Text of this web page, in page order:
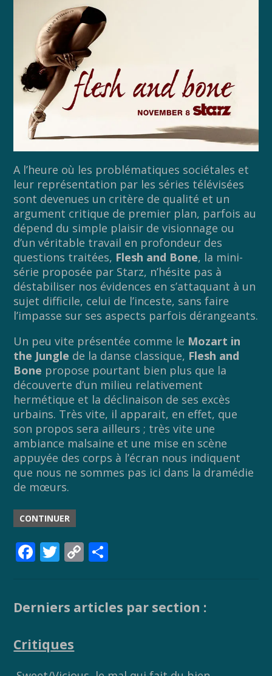
A l’heure où les problématiques sociétales et
leur représentation par les séries télévisées
sont devenues un critère de qualité et un
argument critique de premier plan, parfois au
dépend du simple plaisir de visionnage ou
d’un véritable travail en profondeur des
questions traitées, Flesh and Bone, la mini-
série proposée par Starz, n’hésite pas à
déstabiliser nos évidences en s’attaquant à un
sujet difficile, celui de l’inceste, sans faire
l’impasse sur ses aspects parfois dérangeants.
Un peu vite présentée comme le Mozart in
the Jungle de la danse classique, Flesh and
Bone propose pourtant bien plus que la
découverte d’un milieu relativement
hermétique et la déclinaison de ses excès
urbains. Très vite, il apparait, en effet, que
son propos sera ailleurs ; très vite une
ambiance malsaine et une mise en scène
appuyée des corps à l’écran nous indiquent
que nous ne sommes pas ici dans la dramédie
de mœurs.
CONTINUER
F
b
o
k
T
er
C
y
k
g
Derniers articles par section :
Critiques